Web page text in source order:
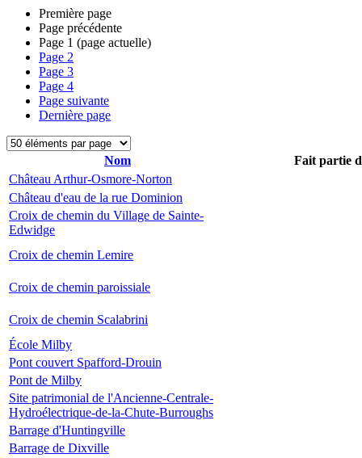
Première page
Page précédente
Page 1 (page actuelle)
Page 2
Page 3
Page 4
Page suivante
Dernière page
Nom
Fait partie
Château Arthur-Osmore-Norton
Château d'eau de la rue Dominion
Croix de chemin du Village de Sainte-
Edwidge
Croix de chemin Lemire
Croix de chemin paroissiale
Croix de chemin Scalabrini
École Milby
Pont couvert Spafford-Drouin
Pont de Milby
Site patrimonial de l'Ancienne-Centrale-
Hydroélectrique-de-la-Chute-Burroughs
Barrage d'Huntingville
Barrage de Dixville